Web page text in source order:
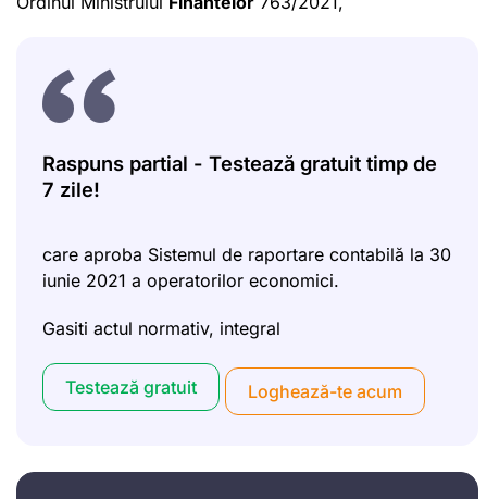
Raspuns partial - Testează gratuit timp de
7 zile!
care aproba Sistemul de raportare contabilă la 30
iunie 2021 a operatorilor economici.
Gasiti actul normativ, integral
Testează gratuit Loghează-te acum